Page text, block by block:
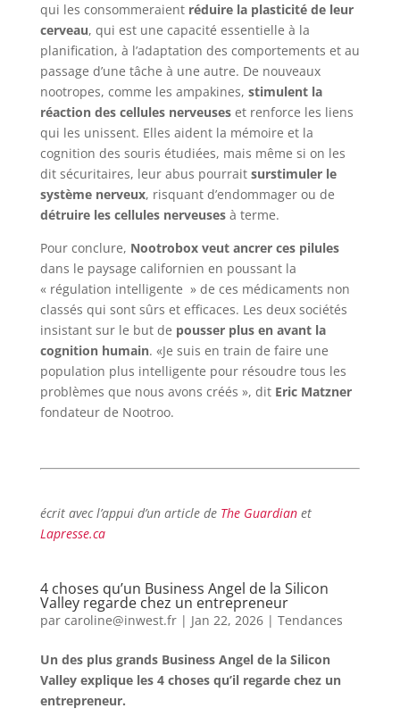
qui les consommeraient réduire la plasticité de leur
cerveau, qui est une capacité essentielle à la
planification, à l’adaptation des comportements et au
passage d’une tâche à une autre. De nouveaux
nootropes, comme les ampakines, stimulent la
réaction des cellules nerveuseset renforce les liens
qui les unissent. Elles aident la mémoire et la
cognition des souris étudiées, mais même si on les
dit sécuritaires, leur abus pourrait surstimuler le
système nerveux, risquant d’endommager ou de
détruire les cellules nerveusesà terme.
Pour conclure, Nootrobox veut ancrer ces pilules
dans le paysage californien en poussant la
« régulation intelligente » de ces médicaments non
classés qui sont sûrs et efficaces. Les deux sociétés
insistant sur le but de pousser plus en avant la
cognition humain. «Je suis en train de faire une
population plus intelligente pour résoudre tous les
problèmes que nous avons créés », dit Eric Matzner
fondateur de Nootroo.
écrit avec l’appui d’un article de The Guardianet
Lapresse.ca
4 choses qu’un Business Angel de la Silicon
Valley regarde chez un entrepreneur
par caroline@inwest.fr| Jan 22, 2026| Tendances
Un des plus grands Business Angel de la Silicon
Valley explique les 4 choses qu’il regarde chez un
entrepreneur.